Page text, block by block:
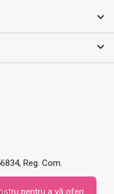


Reg. Com.
pentru a vă oferi